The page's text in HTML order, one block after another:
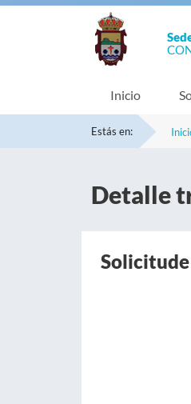
Inicio
Estás en:
Detalle